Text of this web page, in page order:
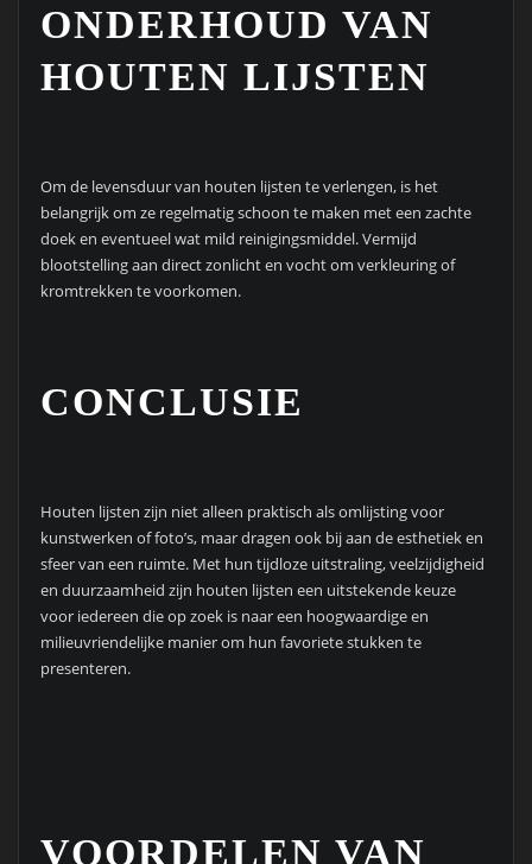
ONDERHOUD VAN
HOUTEN LIJSTEN
Om de levensduur van houten lijsten te verlengen, is het
belangrijk om ze regelmatig schoon te maken met een zachte
doek en eventueel wat mild reinigingsmiddel. Vermijd
blootstelling aan direct zonlicht en vocht om verkleuring of
kromtrekken te voorkomen.
CONCLUSIE
Houten lijsten zijn niet alleen praktisch als omlijsting voor
kunstwerken of foto’s, maar dragen ook bij aan de esthetiek en
sfeer van een ruimte. Met hun tijdloze uitstraling, veelzijdigheid
en duurzaamheid zijn houten lijsten een uitstekende keuze
voor iedereen die op zoek is naar een hoogwaardige en
milieuvriendelijke manier om hun favoriete stukken te
presenteren.
VOORDELEN VAN